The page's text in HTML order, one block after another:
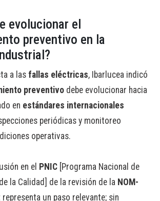
evolucionar el
preventivo en la
a las fallas eléctricas, Ibarlucea indicó
preventivo debe evolucionar hacia
en estándares internacionales
periódicas y monitoreo
operativas.
en el PNIC [Programa Nacional de
la Calidad] de la revisión de la NOM-
representa un paso relevante; sin